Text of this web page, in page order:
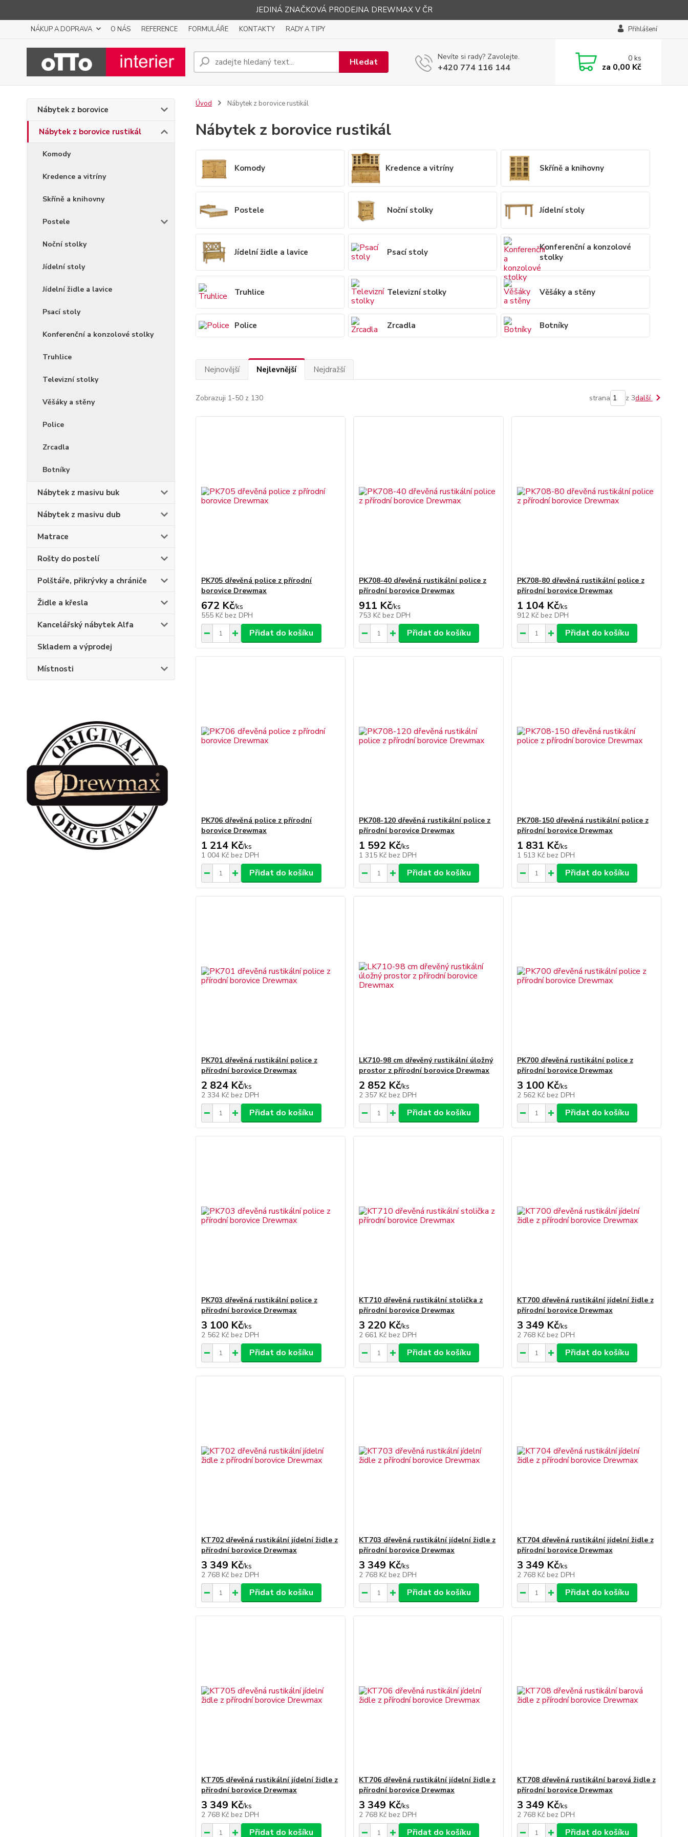
JEDINÁ ZNAČKOVÁ PRODEJNA DREWMAX V ČR
NÁKUP A DOPRAVA O NÁS REFERENCE FORMULÁŘE KONTAKTY RADY A TIPY Přihlášení
Hledat Nevíte si rady? Zavolejte.
+420 774 116 144
0ks
za 0,00 Kč
Nábytek z borovice
Nábytek z borovice rustikál
Komody
Kredence a vitríny
Skříně a knihovny
Postele
Noční stolky
Jídelní stoly
Jídelní židle a lavice
Psací stoly
Konferenční a konzolové stolky
Truhlice
Televizní stolky
Věšáky a stěny
Police
Zrcadla
Botníky
Nábytek z masivu buk
Nábytek z masivu dub
Matrace
Rošty do postelí
Polštáře, přikrývky a chrániče
Židle a křesla
Kancelářský nábytek Alfa
Skladem a výprodej
Místnosti
Úvod Nábytek z borovice rustikál
Nábytek z borovice rustikál
Komody Kredence a vitríny Skříně a knihovny
Postele Noční stolky Jídelní stoly
Jídelní židle a lavice Psací stoly
Konferenční a konzolové
stolky
Truhlice Televizní stolky Věšáky a stěny
Police Zrcadla Botníky
Nejnovější Nejlevnější Nejdražší
Zobrazuji 1-50 z 130 strana z 3další
PK705 dřevěná police z přírodní
borovice Drewmax
672 Kč/ks
555 Kč bez DPH
Přidat do košíku
PK708-40 dřevěná rustikální police z
přírodní borovice Drewmax
911 Kč/ks
753 Kč bez DPH
Přidat do košíku
PK708-80 dřevěná rustikální police z
přírodní borovice Drewmax
1 104 Kč/ks
912 Kč bez DPH
Přidat do košíku
PK706 dřevěná police z přírodní
borovice Drewmax
1 214 Kč/ks
1 004 Kč bez DPH
Přidat do košíku
PK708-120 dřevěná rustikální police z
přírodní borovice Drewmax
1 592 Kč/ks
1 315 Kč bez DPH
Přidat do košíku
PK708-150 dřevěná rustikální police z
přírodní borovice Drewmax
1 831 Kč/ks
1 513 Kč bez DPH
Přidat do košíku
PK701 dřevěná rustikální police z
přírodní borovice Drewmax
2 824 Kč/ks
2 334 Kč bez DPH
Přidat do košíku
LK710-98 cm dřevěný rustikální úložný
prostor z přírodní borovice Drewmax
2 852 Kč/ks
2 357 Kč bez DPH
Přidat do košíku
PK700 dřevěná rustikální police z
přírodní borovice Drewmax
3 100 Kč/ks
2 562 Kč bez DPH
Přidat do košíku
PK703 dřevěná rustikální police z
přírodní borovice Drewmax
3 100 Kč/ks
2 562 Kč bez DPH
Přidat do košíku
KT710 dřevěná rustikální stolička z
přírodní borovice Drewmax
3 220 Kč/ks
2 661 Kč bez DPH
Přidat do košíku
KT700 dřevěná rustikální jídelní židle z
přírodní borovice Drewmax
3 349 Kč/ks
2 768 Kč bez DPH
Přidat do košíku
KT702 dřevěná rustikální jídelní židle z
přírodní borovice Drewmax
3 349 Kč/ks
2 768 Kč bez DPH
Přidat do košíku
KT703 dřevěná rustikální jídelní židle z
přírodní borovice Drewmax
3 349 Kč/ks
2 768 Kč bez DPH
Přidat do košíku
KT704 dřevěná rustikální jídelní židle z
přírodní borovice Drewmax
3 349 Kč/ks
2 768 Kč bez DPH
Přidat do košíku
KT705 dřevěná rustikální jídelní židle z
přírodní borovice Drewmax
3 349 Kč/ks
2 768 Kč bez DPH
Přidat do košíku
KT706 dřevěná rustikální jídelní židle z
přírodní borovice Drewmax
3 349 Kč/ks
2 768 Kč bez DPH
Přidat do košíku
KT708 dřevěná rustikální barová židle z
přírodní borovice Drewmax
3 349 Kč/ks
2 768 Kč bez DPH
Přidat do košíku